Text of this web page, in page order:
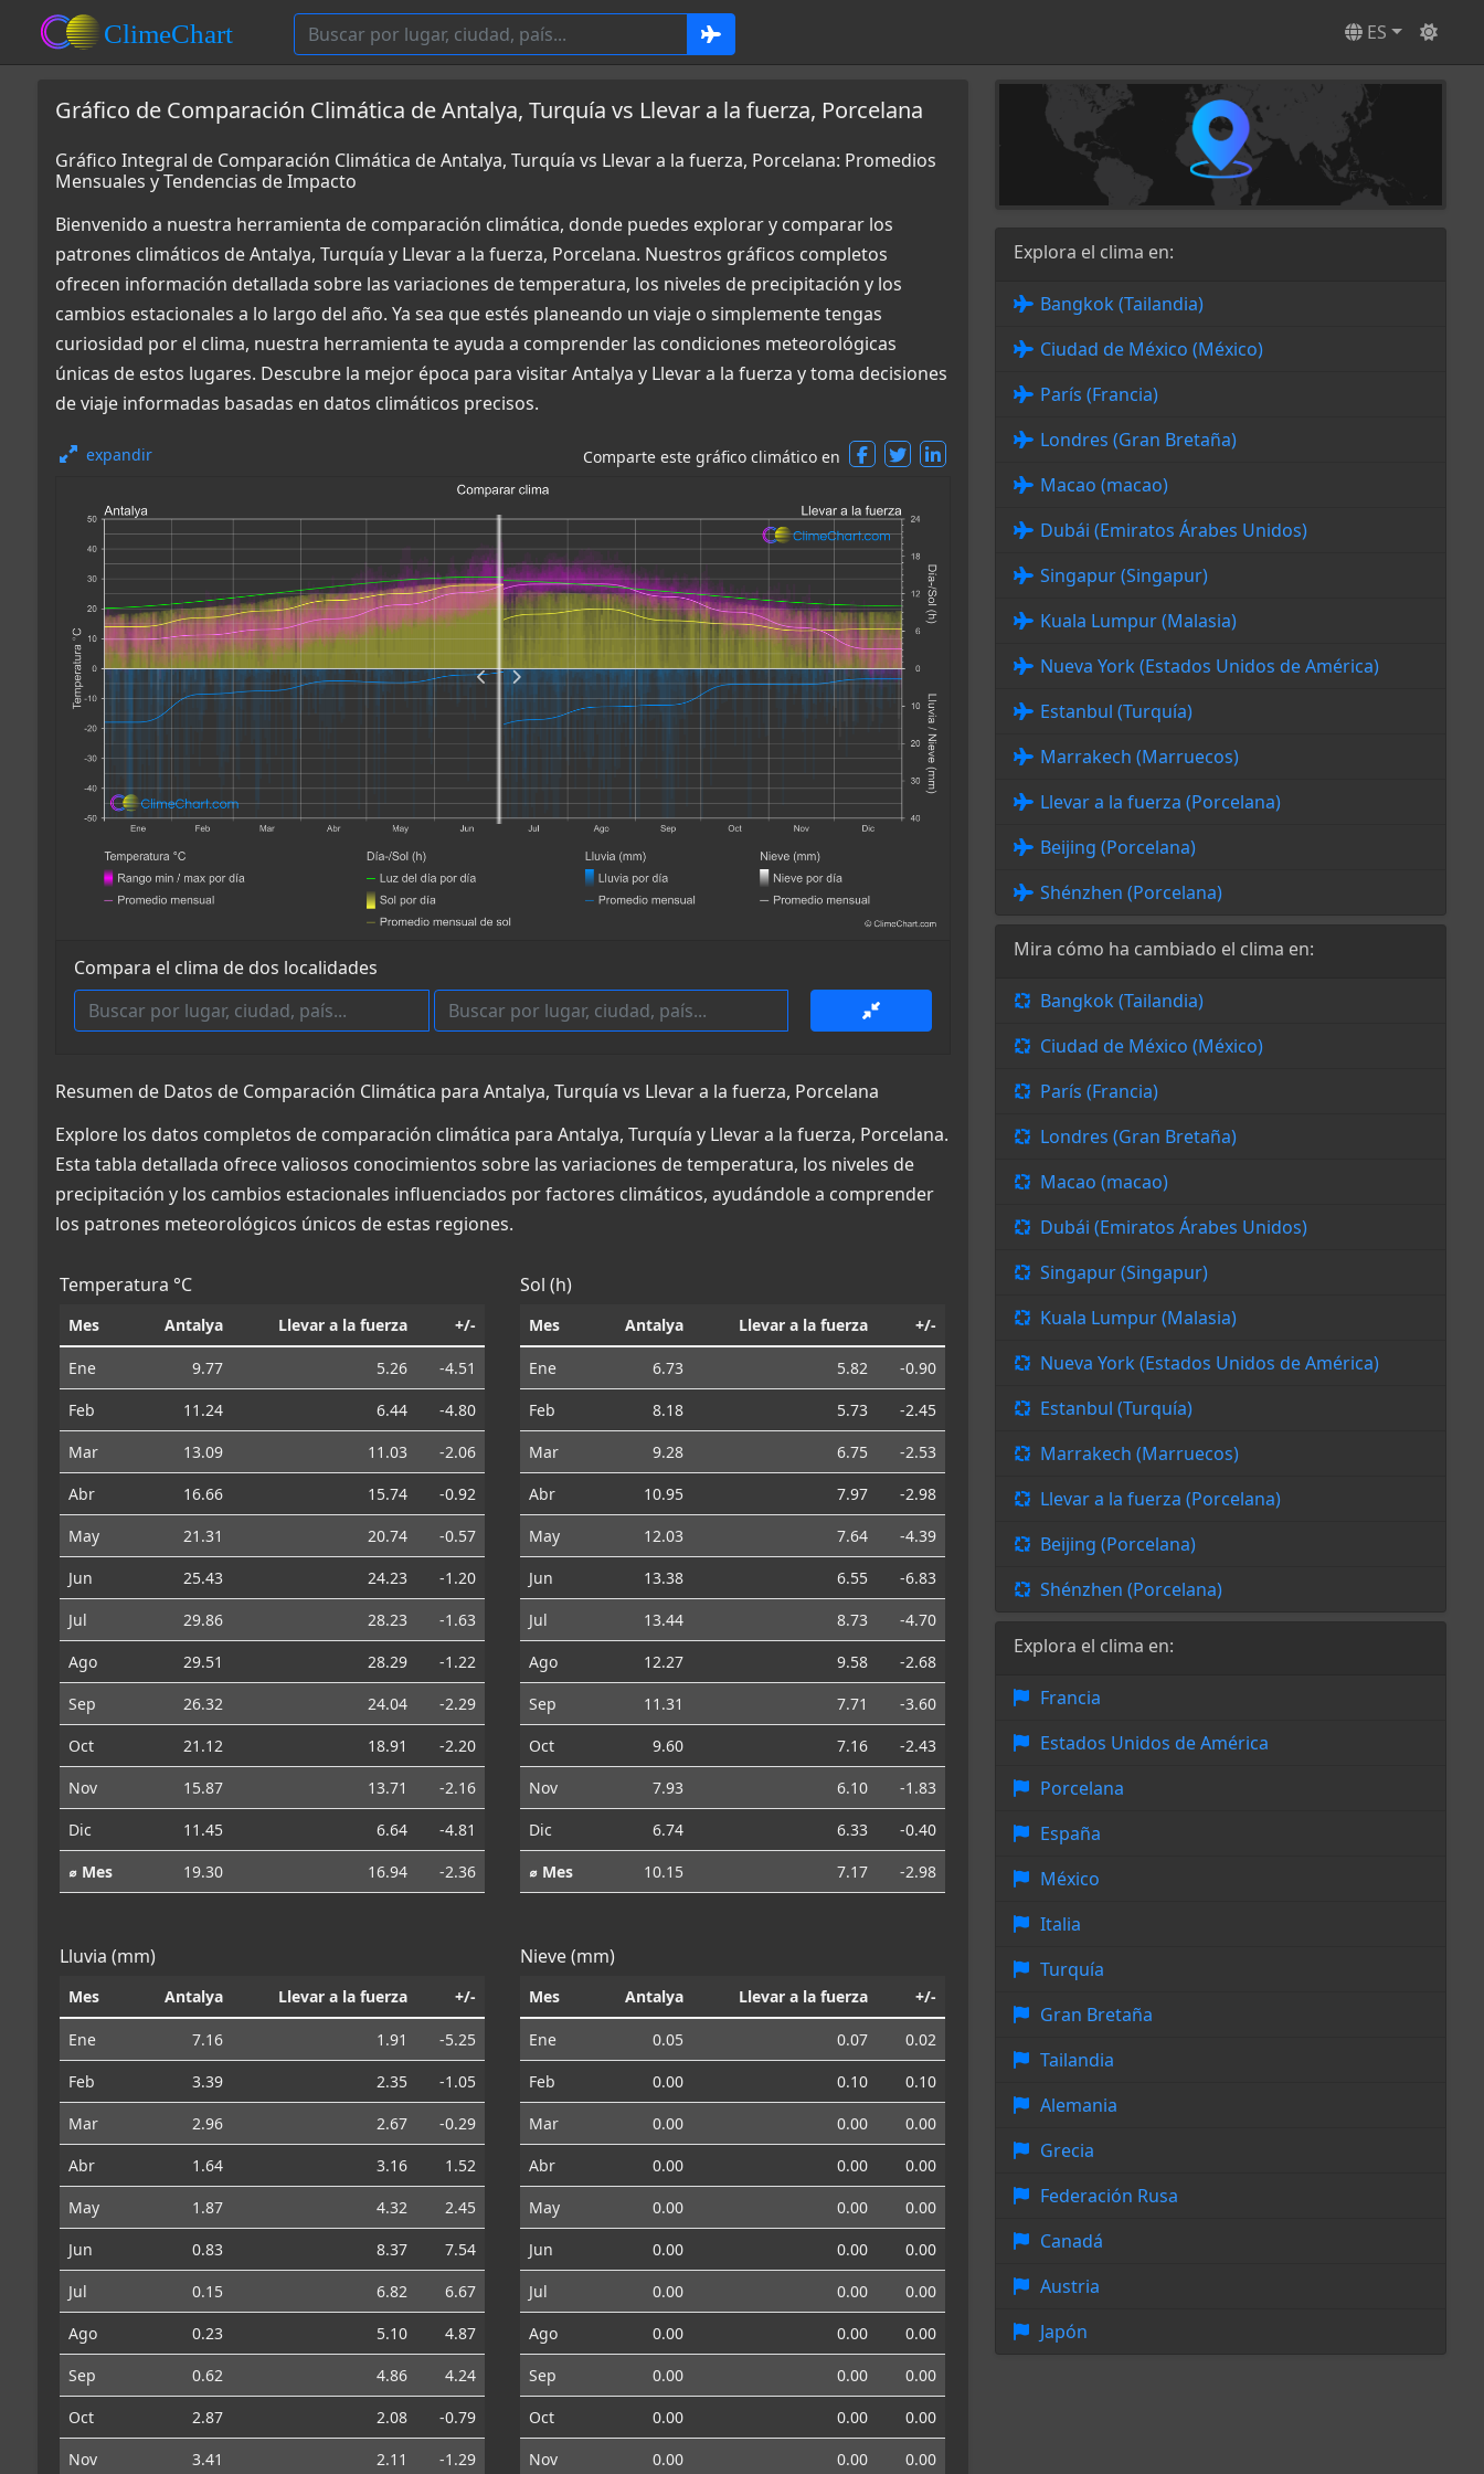
ES
Gráfico de Comparación Climática de Antalya, Turquía vs Llevar a la fuerza, Porcelana
Gráfico Integral de Comparación Climática de Antalya, Turquía vs Llevar a la fuerza, Porcelana: Promedios
Mensuales y Tendencias de Impacto
Bienvenido a nuestra herramienta de comparación climática, donde puedes explorar y comparar los
patrones climáticos de Antalya, Turquía y Llevar a la fuerza, Porcelana. Nuestros gráficos completos
ofrecen información detallada sobre las variaciones de temperatura, los niveles de precipitación y los
cambios estacionales a lo largo del año. Ya sea que estés planeando un viaje o simplemente tengas
curiosidad por el clima, nuestra herramienta te ayuda a comprender las condiciones meteorológicas
únicas de estos lugares. Descubre la mejor época para visitar Antalya y Llevar a la fuerza y toma decisiones
de viaje informadas basadas en datos climáticos precisos.
expandir Comparte este gráfico climático en
Compara el clima de dos localidades
Resumen de Datos de Comparación Climática para Antalya, Turquía vs Llevar a la fuerza, Porcelana
Explore los datos completos de comparación climática para Antalya, Turquía y Llevar a la fuerza, Porcelana.
Esta tabla detallada ofrece valiosos conocimientos sobre las variaciones de temperatura, los niveles de
precipitación y los cambios estacionales influenciados por factores climáticos, ayudándole a comprender
los patrones meteorológicos únicos de estas regiones.
Temperatura °C
Mes Antalya Llevar a la fuerza +/-
Ene 9.77 5.26
-4.51
Feb
11.24 6.44
-4.80
Mar
13.09 11.03
-2.06
Abr
16.66 15.74
-0.92
May
21.31 20.74
-0.57
Jun
25.43 24.23
-1.20
Jul
29.86 28.23
-1.63
Ago
29.51 28.29
-1.22
Sep
26.32 24.04
-2.29
Oct
21.12 18.91
-2.20
Nov
15.87 13.71
-2.16
Dic
11.45 6.64
-4.81
⌀ Mes
19.30 16.94 -2.36
Sol (h)
Mes Antalya Llevar a la fuerza +/-
Ene 6.73 5.82
-0.90
Feb
8.18 5.73
-2.45
Mar
9.28 6.75
-2.53
Abr
10.95 7.97
-2.98
May
12.03 7.64
-4.39
Jun
13.38 6.55
-6.83
Jul
13.44 8.73
-4.70
Ago
12.27 9.58
-2.68
Sep
11.31 7.71
-3.60
Oct
9.60 7.16
-2.43
Nov
7.93 6.10
-1.83
Dic
6.74 6.33
-0.40
⌀ Mes
10.15 7.17 -2.98
Lluvia (mm)
Mes Antalya Llevar a la fuerza +/-
Ene 7.16 1.91
-5.25
Feb
3.39 2.35
-1.05
Mar
2.96 2.67
-0.29
Abr
1.64 3.16
1.52
May
1.87 4.32
2.45
Jun
0.83 8.37
7.54
Jul
0.15 6.82
6.67
Ago
0.23 5.10
4.87
Sep
0.62 4.86
4.24
Oct
2.87 2.08
-0.79
Nov
3.41 2.11 -1.29
Nieve (mm)
Mes Antalya Llevar a la fuerza +/-
Ene 0.05 0.07
0.02
Feb
0.00 0.10
0.10
Mar
0.00 0.00
0.00
Abr
0.00 0.00
0.00
May
0.00 0.00
0.00
Jun
0.00 0.00
0.00
Jul
0.00 0.00
0.00
Ago
0.00 0.00
0.00
Sep
0.00 0.00
0.00
Oct
0.00 0.00
0.00
Nov
0.00 0.00 0.00
Explora el clima en:
Bangkok (Tailandia)
Ciudad de México (México)
París (Francia)
Londres (Gran Bretaña)
Macao (macao)
Dubái (Emiratos Árabes Unidos)
Singapur (Singapur)
Kuala Lumpur (Malasia)
Nueva York (Estados Unidos de América)
Estanbul (Turquía)
Marrakech (Marruecos)
Llevar a la fuerza (Porcelana)
Beijing (Porcelana)
Shénzhen (Porcelana)
Mira cómo ha cambiado el clima en:
Bangkok (Tailandia)
Ciudad de México (México)
París (Francia)
Londres (Gran Bretaña)
Macao (macao)
Dubái (Emiratos Árabes Unidos)
Singapur (Singapur)
Kuala Lumpur (Malasia)
Nueva York (Estados Unidos de América)
Estanbul (Turquía)
Marrakech (Marruecos)
Llevar a la fuerza (Porcelana)
Beijing (Porcelana)
Shénzhen (Porcelana)
Explora el clima en:
Francia
Estados Unidos de América
Porcelana
España
México
Italia
Turquía
Gran Bretaña
Tailandia
Alemania
Grecia
Federación Rusa
Canadá
Austria
Japón